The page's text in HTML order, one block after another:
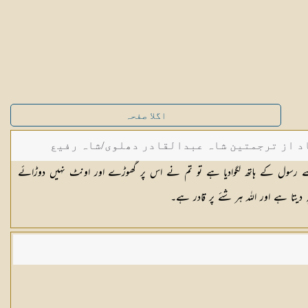
اگلا صفحہ
از ترجمتین شاہ عبدالقادر دھلوی/شاہ رفیع
رسول کے ہاتھ لگوادیا ہے تو تم نے اس پر گھوڑے اور اونٹ نہیں دوڑائے
دیتا ہے اور اللہ ہر شئے پر قادر ہے۔